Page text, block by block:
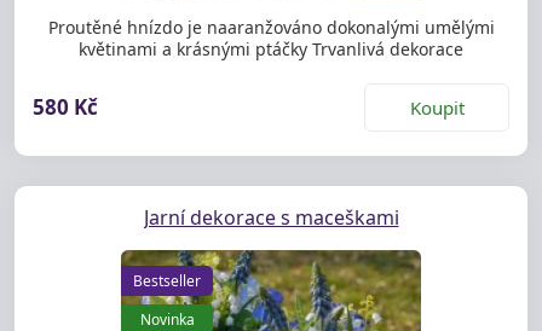
Proutěné hnízdo je naaranžováno dokonalými umělými
květinami a krásnými ptáčky Trvanlivá dekorace
580 Kč Koupit
Jarní dekorace s maceškami
Bestseller
Novinka